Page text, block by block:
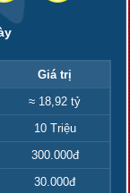
Giá trị
≈ 18,92 tỷ
10 Triệu
300.000đ
30.000đ